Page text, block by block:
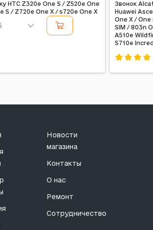
HTC Z320e One S / Z520e One
S / Z720e One X / s720e One X
Звонок
Huawei
One X / One
SIM / 803n
A510e
S710e
Новости
магазина
Контакты
О нас
Ремонт
Сотрудничество